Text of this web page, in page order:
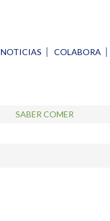
NOTICIAS COLABORA
SABER COMER